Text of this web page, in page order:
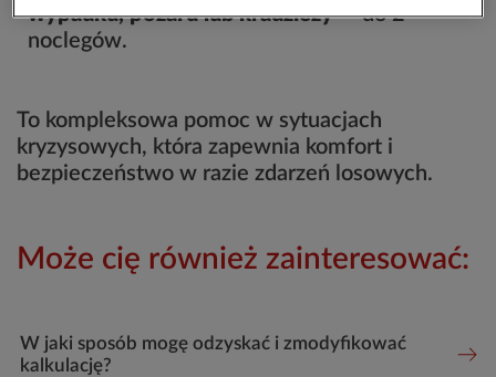
wypadku, pożaru lub kradzieży— do 2
noclegów.
To kompleksowa pomoc w sytuacjach
kryzysowych, która zapewnia komfort i
bezpieczeństwo w razie zdarzeń losowych.
Może cię również zainteresować:
W jaki sposób mogę odzyskać i zmodyfikować
kalkulację?